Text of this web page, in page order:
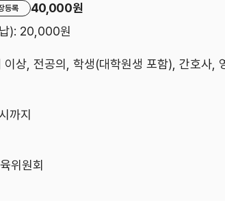
등록
40,000원
): 20,000원
상, 전공의, 학생(대학원생 포함), 간호사,
까지
위원회